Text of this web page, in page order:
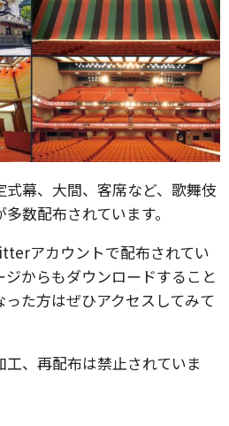
幕、大間、客席など、歌舞伎
数配布されています。
アカウントで配布されてい
からもダウンロードすること
た方はぜひアクセスしてみて
、再配布は禁止されていま